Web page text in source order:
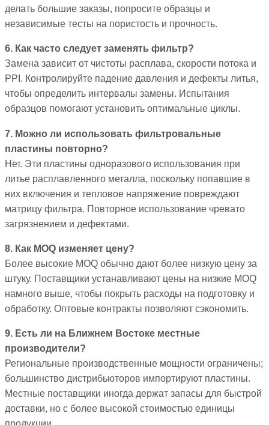
делать большие заказы, попросите образцы и
независимые тесты на пористость и прочность.
6. Как часто следует заменять фильтр?
Замена зависит от чистоты расплава, скорости потока и
PPI. Контролируйте падение давления и дефекты литья,
чтобы определить интервалы замены. Испытания
образцов помогают установить оптимальные циклы.
7. Можно ли использовать фильтровальные
пластины повторно?
Нет. Эти пластины одноразового использования при
литье расплавленного металла, поскольку попавшие в
них включения и тепловое напряжение повреждают
матрицу фильтра. Повторное использование чревато
загрязнением и дефектами.
8. Как MOQ изменяет цену?
Более высокие MOQ обычно дают более низкую цену за
штуку. Поставщики устанавливают цены на низкие MOQ
намного выше, чтобы покрыть расходы на подготовку и
обработку. Оптовые контракты позволяют сэкономить.
9. Есть ли на Ближнем Востоке местные
производители?
Региональные производственные мощности ограничены;
большинство дистрибьюторов импортируют пластины.
Местные поставщики иногда держат запасы для быстрой
доставки, но с более высокой стоимостью единицы